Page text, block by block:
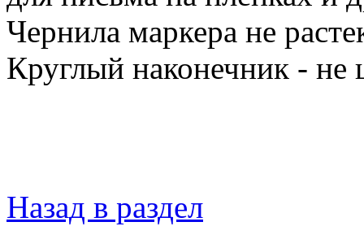
Чернила маркера не
Круглый наконечник - не
Назад в раздел